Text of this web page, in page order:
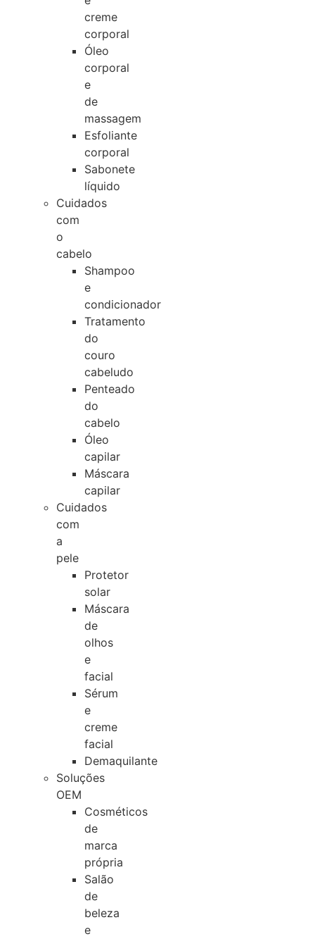
creme
corporal
Óleo
corporal
e
de
massagem
Esfoliante
corporal
Sabonete
líquido
Cuidados
com
o
cabelo
Shampoo
e
condicionador
Tratamento
do
couro
cabeludo
Penteado
do
cabelo
Óleo
capilar
Máscara
capilar
Cuidados
com
a
pele
Protetor
solar
Máscara
de
olhos
e
facial
Sérum
e
creme
facial
Demaquilante
Soluções
OEM
Cosméticos
de
marca
própria
Salão
de
beleza
e